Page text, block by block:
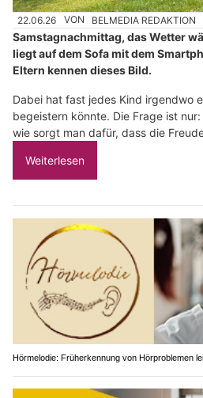
22.06.26 VON BELMEDIA REDAKTION
Samstagnachmittag, das Wetter
liegt auf dem Sofa mit dem
Eltern kennen dieses Bild.
Dabei hat fast jedes Kind irgendwo
begeistern könnte. Die Frage ist
wie sorgt man dafür, dass die
Weiterlesen
Hörmelodie: Früherkennung von Hörproblemen